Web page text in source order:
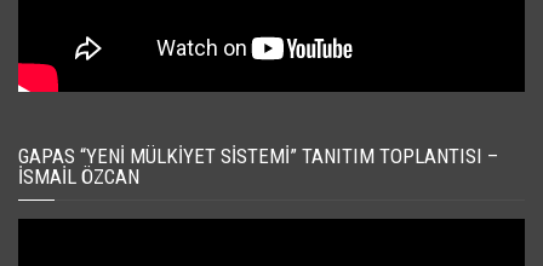
GAPAS “YENI MÜLKIYET SISTEMI” TANITIM TOPLANTISI –
İSMAIL ÖZCAN